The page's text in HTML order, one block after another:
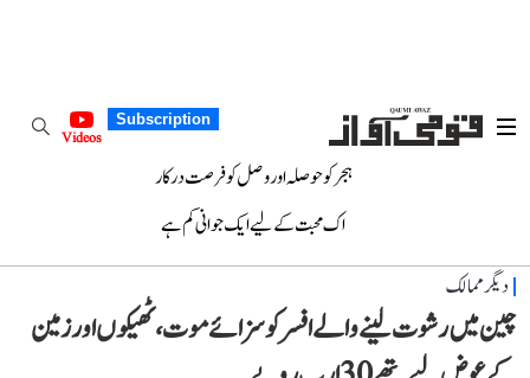
Subscription
Videos
ہجر کو حوصلہ اور وصل کو فرصت درکار
اک محبت کے لیے ایک جوانی کم ہے
دیگر ممالک
چین میں رشوت لینے والے افسر کو سزائے موت، ٹھیکوں اور زمین